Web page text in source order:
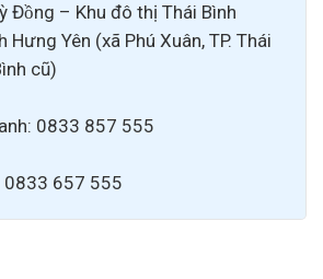
Đồng – Khu đô thị Thái Bình
Hưng Yên (xã Phú Xuân, TP. Thái
cũ)
0833 857 555
0833 657 555